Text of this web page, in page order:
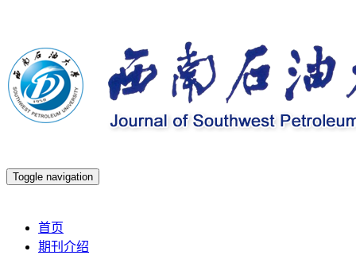
Toggle navigation
首页
期刊介绍